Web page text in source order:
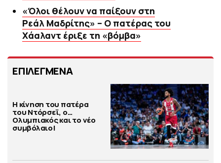
«Όλοι θέλουν να παίξουν στη
Ρεάλ Μαδρίτης» – Ο πατέρας του
Χάαλαντ έριξε τη «βόμβα»
ΕΠΙΛΕΓΜΕΝΑ
Η κίνηση του πατέρα
του Ντόρσεϊ, ο…
Ολυμπιακός και το νέο
συμβόλαιο!